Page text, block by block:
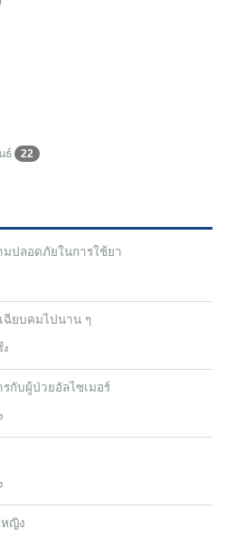
ธ์
22
มปลอดภัยในการใช้ยา
ฉียบคมไปนาน ๆ
ง
กับผู้ป่วยอัลไซเมอร์
หญิง